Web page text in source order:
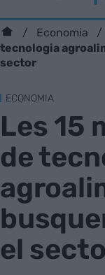
Economia
tecnologia
sector
ECONOMIA
Les 15
de
el